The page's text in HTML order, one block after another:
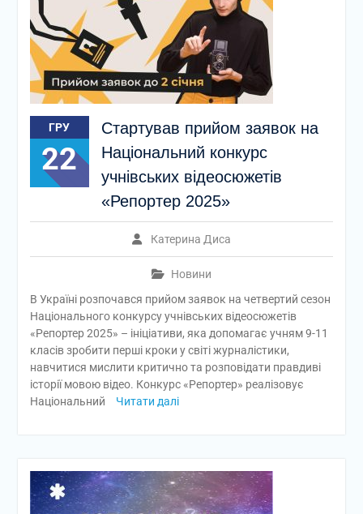
ГРУ
22
Стартував прийом заявок на
Національний конкурс
учнівських відеосюжетів
«Репортер 2025»
Катерина Диса
Новини
В Україні розпочався прийом заявок на четвертий сезон
Національного конкурсу учнівських відеосюжетів
«Репортер 2025» – ініціативи, яка допомагає учням 9-11
класів зробити перші кроки у світі журналістики,
навчитися мислити критично та розповідати правдиві
історії мовою відео. Конкурс «Репортер» реалізовує
Національний
Читати далі